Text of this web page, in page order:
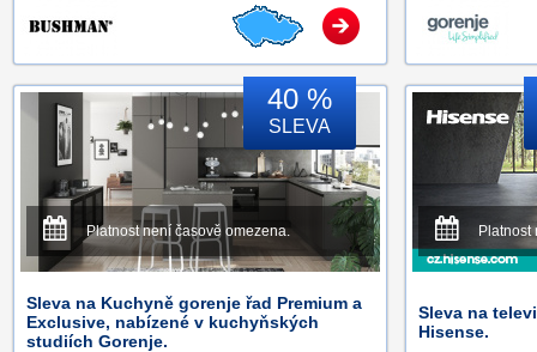
40 %
SLEVA
Platnost není časově omezena.
Sleva na Kuchyně gorenje řad Premium a
Exclusive, nabízené v kuchyňských
studiích Gorenje.
Platnost
Sleva na
Hisense.